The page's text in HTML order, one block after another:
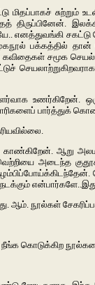
மிதப்பாகச்
திருப்பினேன்.
சகட்டு
பக்கத்தில் தான்
கவிதைகள் சமூக
உணர்கிறேன்.
பார்த்துக்
காண்கிறேன். ஆறு
அடைந்த
நீங்க கொடுக்கிற